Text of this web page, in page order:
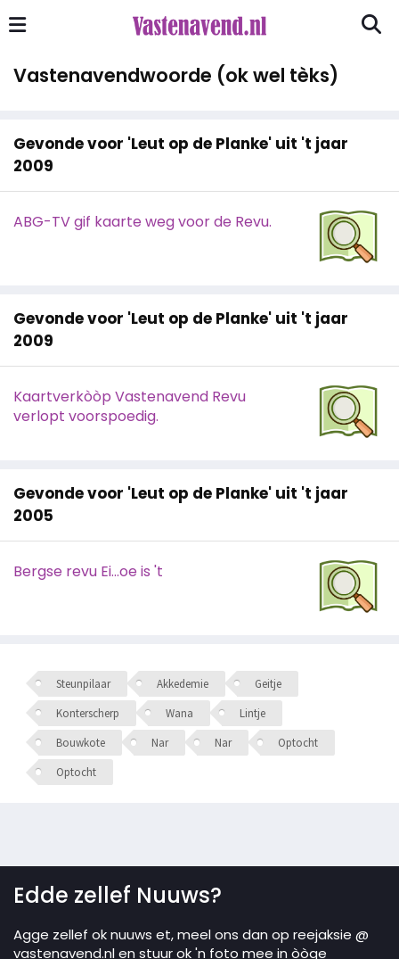
Vastenavendwoorde (ok wel tèks)
Gevonde voor 'Leut op de Planke' uit 't jaar
2009
ABG-TV gif kaarte weg voor de Revu.
Gevonde voor 'Leut op de Planke' uit 't jaar
2009
Kaartverkòòp Vastenavend Revu
verlopt voorspoedig.
Gevonde voor 'Leut op de Planke' uit 't jaar
2005
Bergse revu Ei...oe is 't
Steunpilaar Akkedemie
Geitje
Konterscherp
Wana
Lintje
Bouwkote
Nar Nar
Optocht
Optocht
Edde zellef Nuuws?
Agge zellef ok nuuws et, meel ons dan op reejaksie @
vastenavend.nl en stuur ok 'n foto mee in òòge